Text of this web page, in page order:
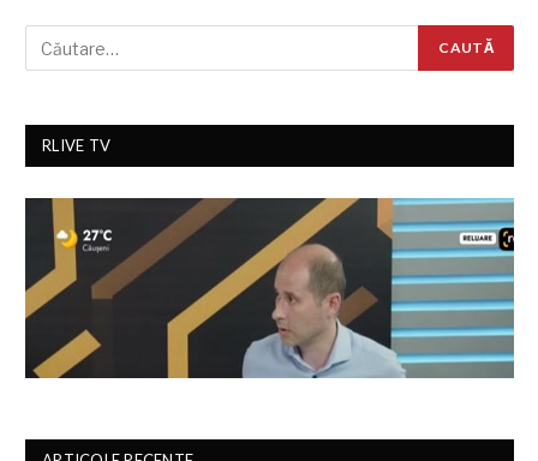
RLIVE TV